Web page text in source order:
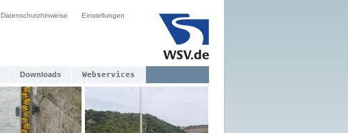
Datenschutzhinweise Einstellungen
Downloads Webservices